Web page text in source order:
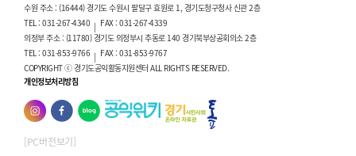
수원 주소 : (16444) 경기도 수원시 팔달구 효원로 1, 경기도청구청사 신관 2층
TEL : 031-267-4340 | FAX : 031-267-4339
의정부 주소 : (11780) 경기도 의정부시 추동로 140 경기북부상공회의소 2층
TEL : 031-853-9766 | FAX : 031-853-9767
COPYRIGHT ⓒ 경기도공익활동지원센터 ALL RIGHTS RESERVED.
개인정보처리방침
[PC버전보기]